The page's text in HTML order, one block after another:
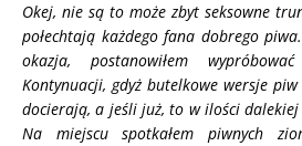
Okej, nie są to może zbyt seksowne
połechtają każdego fana dobrego
okazja, postanowiłem
Kontynuacji, gdyż butelkowe wersje
docierają, a jeśli już, to w ilości
Na miejscu spotkałem piwnych